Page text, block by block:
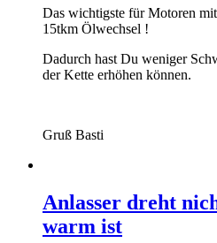
Das wichtigste für Motoren mit
15tkm Ölwechsel !
Dadurch hast Du weniger
der Kette erhöhen können.
Gruß Basti
Anlasser dreht
warm ist